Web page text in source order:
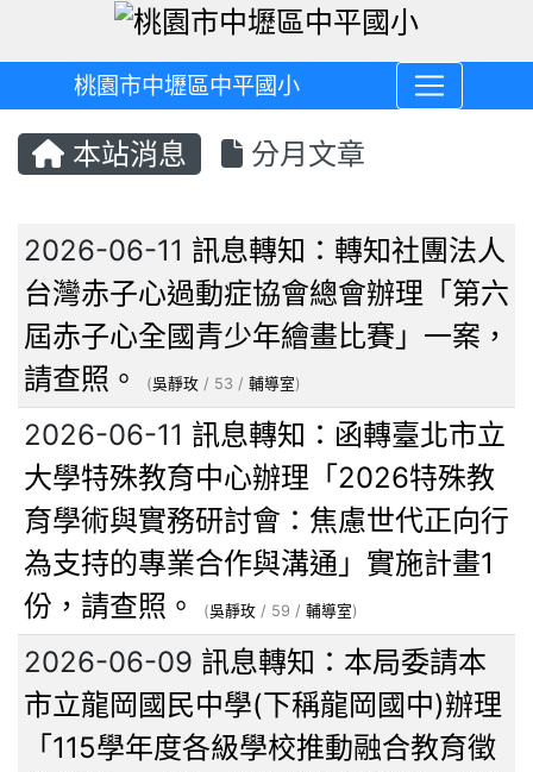
桃園市中壢區中平國小
本站消息 分月文章
文章列表
2026-06-11 訊息轉知：轉知社團法人
台灣赤子心過動症協會總會辦理「第六
屆赤子心全國青少年繪畫比賽」一案，
請查照。
(吳靜玫 / 53 / 輔導室)
2026-06-11 訊息轉知：函轉臺北市立
大學特殊教育中心辦理「2026特殊教
育學術與實務研討會：焦慮世代正向行
為支持的專業合作與溝通」實施計畫1
份，請查照。
(吳靜玫 / 59 / 輔導室)
2026-06-09 訊息轉知：本局委請本
市立龍岡國民中學(下稱龍岡國中)辦理
「115學年度各級學校推動融合教育徵